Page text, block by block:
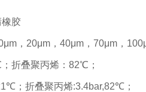
胶
，20μm，40μm，70μm，
折叠聚丙烯：82℃；
；折叠聚丙烯:3.4bar,82℃；